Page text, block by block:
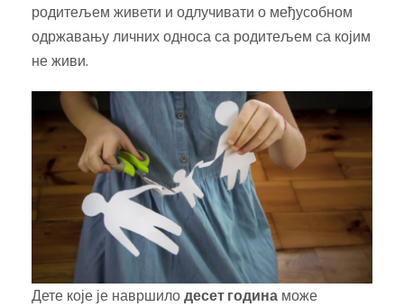
родитељем живети и одлучивати о међусобном
одржавању личних односа са родитељем са којим
не живи.
Дете које је навршилодесет година може